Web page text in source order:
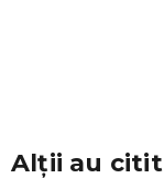
Alții au citit